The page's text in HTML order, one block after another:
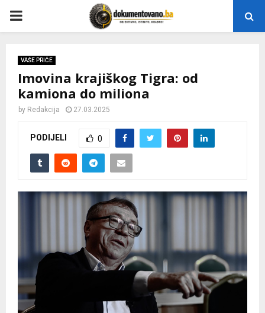
P
M
E
N
VAŠE PRIČE
Imovina krajiškog Tigra: od
kamiona do miliona
by Redakcija 27.03.2025
PODIJELI 0